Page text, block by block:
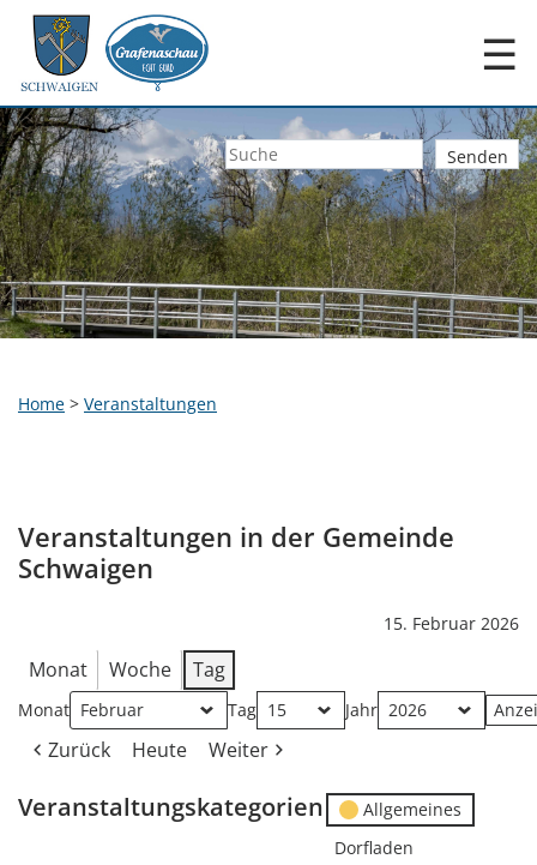
☰
Home > Veranstaltungen
Veranstaltungen in der Gemeinde
Schwaigen
15. Februar 2026
Monat Woche Tag
Monat Tag Jahr
Zurück Heute Weiter
Veranstaltungskategorien
Allgemeines
Dorfladen